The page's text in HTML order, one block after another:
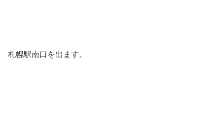
札幌駅南口を出ます。